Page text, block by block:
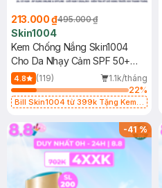
213.000 ₫495.000 ₫
Skin1004
Kem Chống Nắng Skin1004
Cho Da Nhạy Cảm SPF 50+
50ml
4.8 (119)
1.1k/tháng
22%
Bill Skin1004 từ 399k Tặng Kem
SPF 50+ 20ml (SL Có Hạn)
-41%